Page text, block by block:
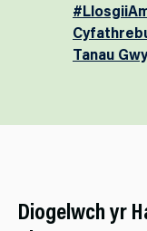
Tanau
Diogelwch yr